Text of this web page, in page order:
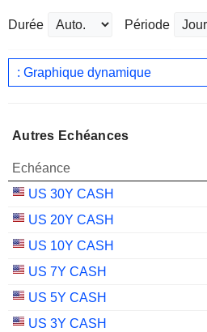
Durée Période
: Graphique dynamique
Autres Echéances
Echéance
US 30Y CASH
US 20Y CASH
US 10Y CASH
US 7Y CASH
US 5Y CASH
US 3Y CASH